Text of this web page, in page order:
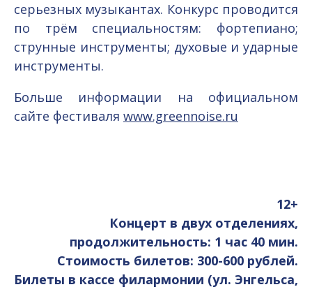
серьезных музыкантах. Конкурс проводится
по трём специальностям: фортепиано;
струнные инструменты; духовые и ударные
инструменты.
Больше информации на официальном
сайте фестиваля www.greennoise.ru
12+
Концерт в двух отделениях,
продолжительность: 1 час 40 мин.
Стоимость билетов: 300-600 рублей.
Билеты в кассе филармонии (ул. Энгельса,